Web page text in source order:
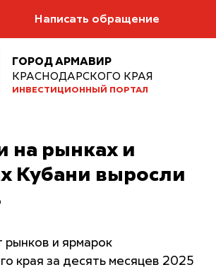
Написать обращение
ГОРОД АРМАВИР
КРАСНОДАРСКОГО КРАЯ
ИНВЕСТИЦИОННЫЙ ПОРТАЛ
на рынках и
Кубани выросли
рынков и ярмарок
края за десять месяцев 2025